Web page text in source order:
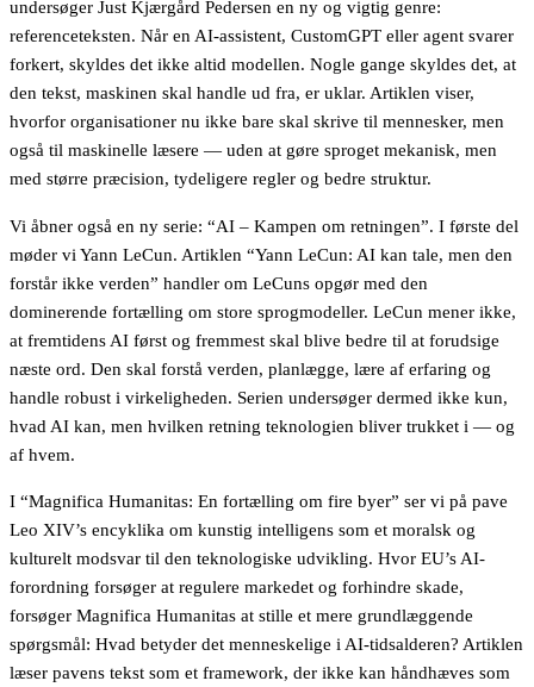
undersøger Just Kjærgård Pedersen en ny og vigtig genre:
referenceteksten. Når en AI-assistent, CustomGPT eller agent svarer
forkert, skyldes det ikke altid modellen. Nogle gange skyldes det, at
den tekst, maskinen skal handle ud fra, er uklar. Artiklen viser,
hvorfor organisationer nu ikke bare skal skrive til mennesker, men
også til maskinelle læsere — uden at gøre sproget mekanisk, men
med større præcision, tydeligere regler og bedre struktur.
Vi åbner også en ny serie: “AI – Kampen om retningen”. I første del
møder vi Yann LeCun. Artiklen “Yann LeCun: AI kan tale, men den
forstår ikke verden” handler om LeCuns opgør med den
dominerende fortælling om store sprogmodeller. LeCun mener ikke,
at fremtidens AI først og fremmest skal blive bedre til at forudsige
næste ord. Den skal forstå verden, planlægge, lære af erfaring og
handle robust i virkeligheden. Serien undersøger dermed ikke kun,
hvad AI kan, men hvilken retning teknologien bliver trukket i — og
af hvem.
I “Magnifica Humanitas: En fortælling om fire byer” ser vi på pave
Leo XIV’s encyklika om kunstig intelligens som et moralsk og
kulturelt modsvar til den teknologiske udvikling. Hvor EU’s AI-
forordning forsøger at regulere markedet og forhindre skade,
forsøger Magnifica Humanitas at stille et mere grundlæggende
spørgsmål: Hvad betyder det menneskelige i AI-tidsalderen? Artiklen
læser pavens tekst som et framework, der ikke kan håndhæves som